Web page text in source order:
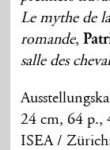
Le mythe de
romande,
salle des
24 cm, 64 p.,
ISEA /